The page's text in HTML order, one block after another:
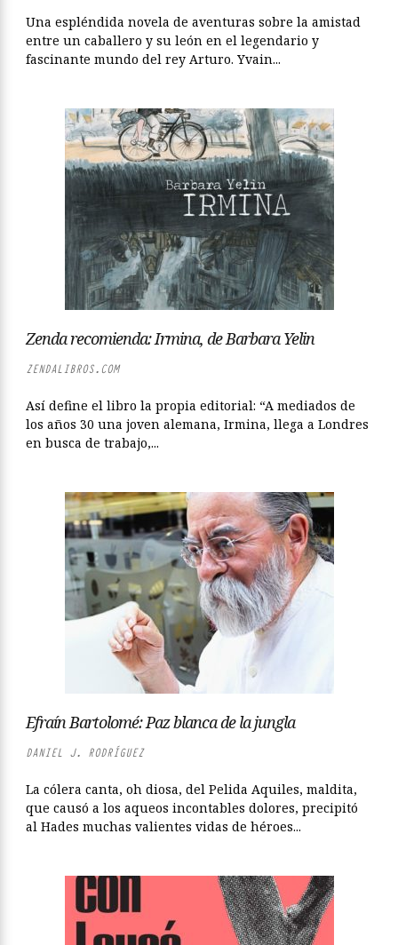
Una espléndida novela de aventuras sobre la amistad
entre un caballero y su león en el legendario y
fascinante mundo del rey Arturo. Yvain...
Zenda recomienda: Irmina, de Barbara Yelin
ZENDALIBROS.COM
Así define el libro la propia editorial: “A mediados de
los años 30 una joven alemana, Irmina, llega a Londres
en busca de trabajo,...
Efraín Bartolomé: Paz blanca de la jungla
DANIEL J. RODRÍGUEZ
La cólera canta, oh diosa, del Pelida Aquiles, maldita,
que causó a los aqueos incontables dolores, precipitó
al Hades muchas valientes vidas de héroes...